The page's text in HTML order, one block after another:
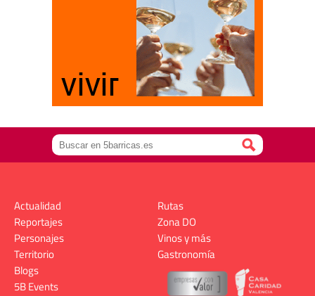
Actualidad
Reportajes
Personajes
Territorio
Rutas
Zona DO
Vinos y más
Gastronomía
Blogs
5B Events